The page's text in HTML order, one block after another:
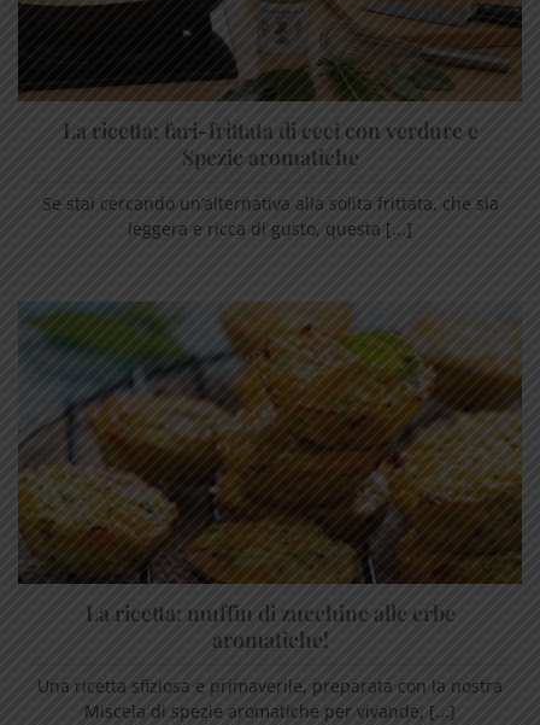
La ricetta: fari-frittata di ceci con verdure e
Spezie aromatiche
Se stai cercando un’alternativa alla solita frittata, che sia
leggera e ricca di gusto, questa [...]
La ricetta: muffin di zucchine alle erbe
aromatiche!
Una ricetta sfiziosa e primaverile, preparata con la nostra
Miscela di spezie aromatiche per vivande, [...]